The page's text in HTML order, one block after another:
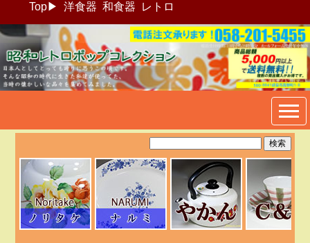
Top▶ 洋食器 和食器 レトロ
昭和レトロポップ食器生活雑
貨通販＠フリマート